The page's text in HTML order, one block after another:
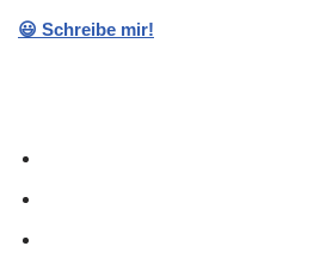
😃 Schreibe mir!